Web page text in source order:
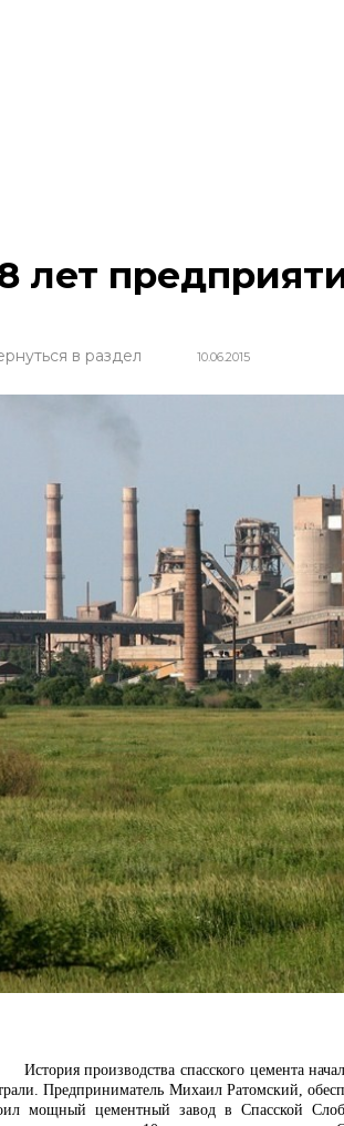
лет
в раздел 10.06.2015
производства спасского цемента
Предприниматель Михаил Ратомский,
мощный цементный завод в Спасской